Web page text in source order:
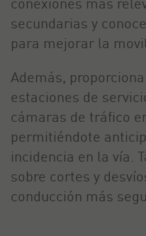
secundarias y
para mejorar la
Además,
estaciones de
cámaras de tráfico
permitiéndote
incidencia en la vía.
sobre cortes y
conducción más